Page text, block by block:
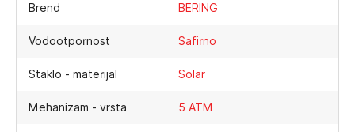
Brend BERING
Vodootpornost Safirno
Staklo - materijal Solar
Mehanizam - vrsta 5 ATM